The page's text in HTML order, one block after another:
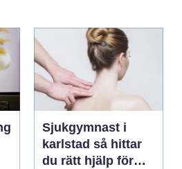
Sjukgymnast i
karlstad så hittar
du rätt hjälp för